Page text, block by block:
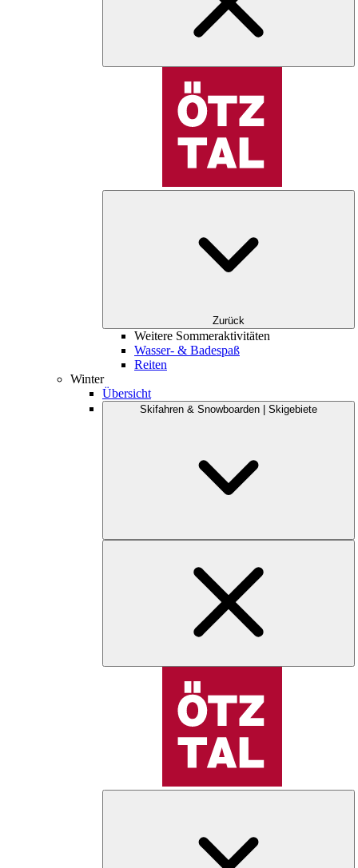
Zurück
Weitere Sommeraktivitäten
Wasser- & Badespaß
Reiten
Winter
Übersicht
Skifahren & Snowboarden | Skigebiete